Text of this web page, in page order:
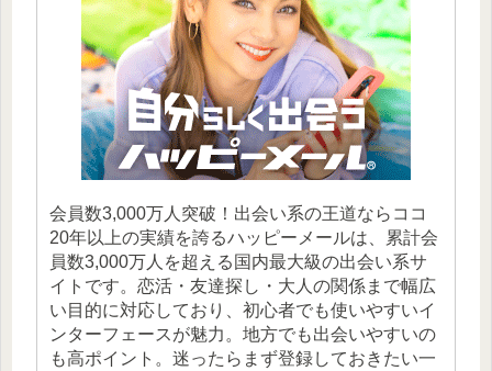
会員数3,000万人突破！出会い系の王道ならココ
20年以上の実績を誇るハッピーメールは、累計会
員数3,000万人を超える国内最大級の出会い系サ
イトです。恋活・友達探し・大人の関係まで幅広
い目的に対応しており、初心者でも使いやすいイ
ンターフェースが魅力。地方でも出会いやすいの
も高ポイント。迷ったらまず登録しておきたい一